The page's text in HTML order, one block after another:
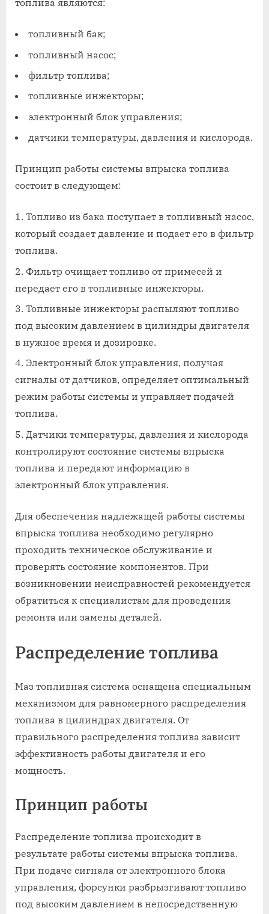
топлива являются:
топливный бак;
топливный насос;
фильтр топлива;
топливные инжекторы;
электронный блок управления;
датчики температуры, давления и кислорода.
Принцип работы системы впрыска топлива
состоит в следующем:
Топливо из бака поступает в топливный насос,
который создает давление и подает его в фильтр
топлива.
Фильтр очищает топливо от примесей и
передает его в топливные инжекторы.
Топливные инжекторы распыляют топливо
под высоким давлением в цилиндры двигателя
в нужное время и дозировке.
Электронный блок управления, получая
сигналы от датчиков, определяет оптимальный
режим работы системы и управляет подачей
топлива.
Датчики температуры, давления и кислорода
контролируют состояние системы впрыска
топлива и передают информацию в
электронный блок управления.
Для обеспечения надлежащей работы системы
впрыска топлива необходимо регулярно
проходить техническое обслуживание и
проверять состояние компонентов. При
возникновении неисправностей рекомендуется
обратиться к специалистам для проведения
ремонта или замены деталей.
Распределение топлива
Маз топливная система оснащена специальным
механизмом для равномерного распределения
топлива в цилиндрах двигателя. От
правильного распределения топлива зависит
эффективность работы двигателя и его
мощность.
Принцип работы
Распределение топлива происходит в
результате работы системы впрыска топлива.
При подаче сигнала от электронного блока
управления, форсунки разбрызгивают топливо
под высоким давлением в непосредственную